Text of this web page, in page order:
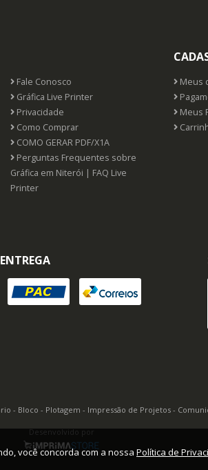
Fale Conosco
Gráfica Live Printer
Privacidade
Como Comprar
COMO GERAR PDF/X1A
Perguntas Frequentes sobre
Gráfica em Niterói | FAQ Live
Printer
Meus
Meus
Bloco - Plotagem - Impressão de Projetos -
Desenvolvido por
você concorda com a nossa Política de